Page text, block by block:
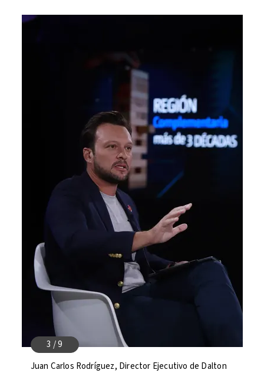
Juan Carlos Rodríguez, Director Ejecutivo de Dalton